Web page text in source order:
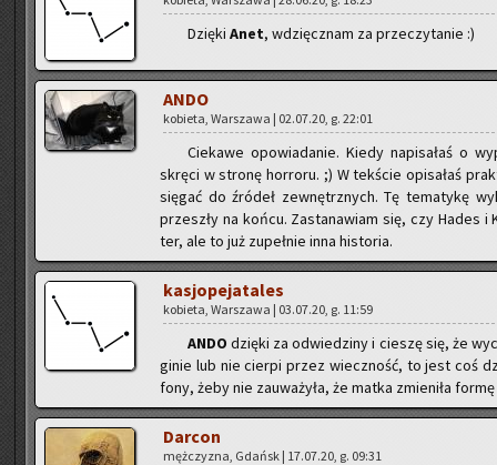
Dzię­ki Anet, wdzięcz­nam za prze­czy­ta­nie :)
ANDO
ko­bie­ta, War­sza­wa | 02.07.20, g. 22:01
Cie­ka­we opo­wia­da­nie. Kiedy na­pi­sa­łaś o
skrę­ci w stro­nę hor­ro­ru. ;) W tek­ście opi­sa­łaś
się­gać do źró­deł ze­wnętrz­nych. Tę te­ma­ty­kę
prze­szły na końcu. Za­sta­na­wiam się, czy Hades
ter, ale to już zu­peł­nie inna hi­sto­ria.
ka­sjo­pe­ja­ta­les
ko­bie­ta, War­sza­wa | 03.07.20, g. 11:59
ANDOdzię­ki za od­wie­dzi­ny i cie­szę się, że
ginie lub nie cier­pi przez wiecz­ność, to jest coś
fo­ny, żeby nie za­uwa­ży­ła, że matka zmie­ni­ła
Dar­con
męż­czy­zna, Gdańsk | 17.07.20, g. 09:31